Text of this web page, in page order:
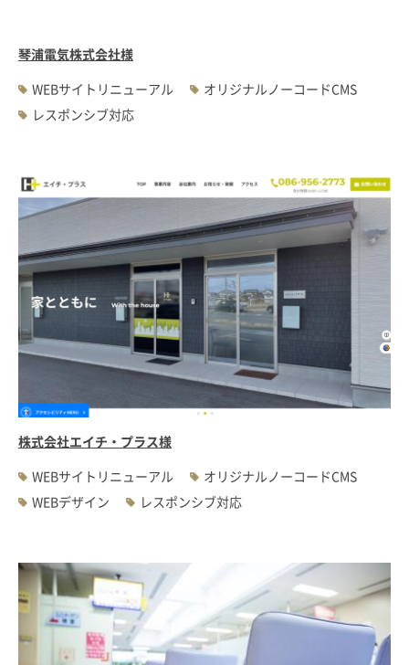
琴浦電気株式会社様
WEBサイトリニューアル
オリジナルノーコードCMS
レスポンシブ対応
株式会社エイチ・プラス様
WEBサイトリニューアル
オリジナルノーコードCMS
WEBデザイン
レスポンシブ対応